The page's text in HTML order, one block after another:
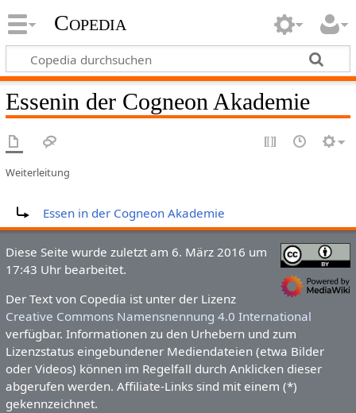
Copedia
Essenin der Cogneon Akademie
Weiterleitung
Essen in der Cogneon Akademie
Diese Seite wurde zuletzt am 6. März 2016 um
17:43 Uhr bearbeitet.
Der Text von Copedia ist unter der Lizenz
Creative Commons Namensnennung 4.0 International
verfügbar. Informationen zu den Urhebern und zum
Lizenzstatus eingebundener Mediendateien (etwa Bilder
oder Videos) können im Regelfall durch Anklicken dieser
abgerufen werden. Affiliate-Links sind mit einem (*)
gekennzeichnet.